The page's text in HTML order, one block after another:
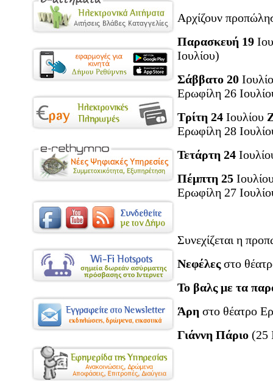
Αρχίζουν
Παρασκευή 19
Ιουλίου)
Σάββατο 20
Ερωφίλη 26
Τρίτη 24 Ιουλίου
Ερωφίλη 28
Τετάρτη 24
Πέμπτη 25
Ερωφίλη 27
Συνεχίζεται η
Νεφέλεςστο
Το βαλς με τα
Άρη στο θέατρο
Γιάννη Πάριο (25